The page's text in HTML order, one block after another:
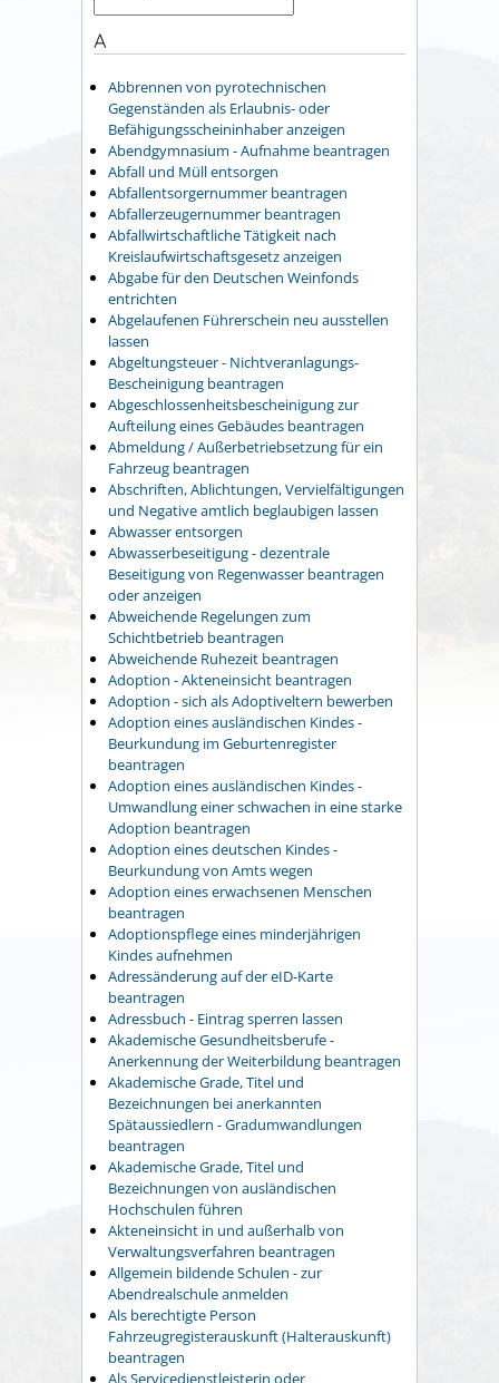
A
Abbrennen von pyrotechnischen
Gegenständen als Erlaubnis- oder
Befähigungsscheininhaber anzeigen
Abendgymnasium - Aufnahme beantragen
Abfall und Müll entsorgen
Abfallentsorgernummer beantragen
Abfallerzeugernummer beantragen
Abfallwirtschaftliche Tätigkeit nach
Kreislaufwirtschaftsgesetz anzeigen
Abgabe für den Deutschen Weinfonds
entrichten
Abgelaufenen Führerschein neu ausstellen
lassen
Abgeltungsteuer - Nichtveranlagungs-
Bescheinigung beantragen
Abgeschlossenheitsbescheinigung zur
Aufteilung eines Gebäudes beantragen
Abmeldung / Außerbetriebsetzung für ein
Fahrzeug beantragen
Abschriften, Ablichtungen, Vervielfältigungen
und Negative amtlich beglaubigen lassen
Abwasser entsorgen
Abwasserbeseitigung - dezentrale
Beseitigung von Regenwasser beantragen
oder anzeigen
Abweichende Regelungen zum
Schichtbetrieb beantragen
Abweichende Ruhezeit beantragen
Adoption - Akteneinsicht beantragen
Adoption - sich als Adoptiveltern bewerben
Adoption eines ausländischen Kindes -
Beurkundung im Geburtenregister
beantragen
Adoption eines ausländischen Kindes -
Umwandlung einer schwachen in eine starke
Adoption beantragen
Adoption eines deutschen Kindes -
Beurkundung von Amts wegen
Adoption eines erwachsenen Menschen
beantragen
Adoptionspflege eines minderjährigen
Kindes aufnehmen
Adressänderung auf der eID-Karte
beantragen
Adressbuch - Eintrag sperren lassen
Akademische Gesundheitsberufe -
Anerkennung der Weiterbildung beantragen
Akademische Grade, Titel und
Bezeichnungen bei anerkannten
Spätaussiedlern - Gradumwandlungen
beantragen
Akademische Grade, Titel und
Bezeichnungen von ausländischen
Hochschulen führen
Akteneinsicht in und außerhalb von
Verwaltungsverfahren beantragen
Allgemein bildende Schulen - zur
Abendrealschule anmelden
Als berechtigte Person
Fahrzeugregisterauskunft (Halterauskunft)
beantragen
Als Servicedienstleisterin oder